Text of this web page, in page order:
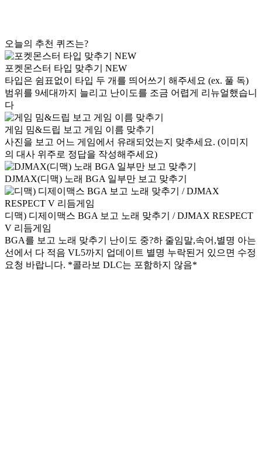
오늘의 추천 퀴즈는?
포켓몬스터 타입 맞추기 NEW
타입은 쉼표없이 타입 두 개를 띄어쓰기 해주세요 (ex. 풀 독)
범위를 9세대까지 늘리고 난이도를 조금 어렵게 리뉴얼했습니
다
게임 밈&드립 보고 게임 이름 맞추기
사진을 보고 어느 게임에서 유래되었는지 맞추세요. (이미지
의 대사 위주로 정답을 작성해주세요)
DJMAX(디맥) 노래 BGA 일부만 보고 맞추기
디맥) 디제이맥스 BGA 보고 노래 맞추기 / DJMAX RESPECT
V 리듬게임
BGA를 보고 노래 맞추기 난이도 중?하 줄임말,속어,별명 아는
선에서 다 적음 VL5까지 업데이트 별명 누락된거 있으면 수정
요청 바랍니다. *콜라보 DLC는 포함하지 않음*